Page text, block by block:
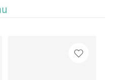
Това включва и
неописани в тази
Форте 1000 mg прах за